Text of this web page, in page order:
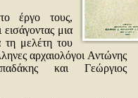
έργο τους,
μια
τη μελέτη του
αρχαιολόγοι Αντώνης
και Γεώργιος